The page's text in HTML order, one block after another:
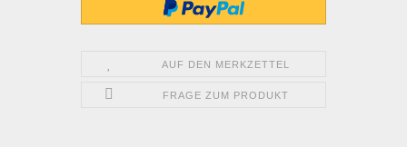
AUF DEN MERKZETTEL
FRAGE ZUM PRODUKT